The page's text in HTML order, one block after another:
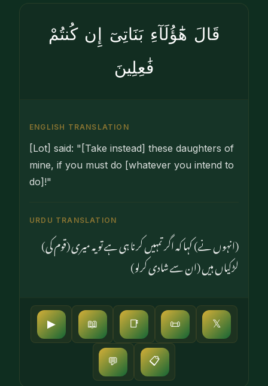
قَالَ هَٰٓؤُلَآءِ بَنَاتِىٓ إِن كُنتُمْ
فَٰعِلِينَ
ENGLISH TRANSLATION
[Lot] said: "[Take instead] these daughters of
mine, if you must do [whatever you intend to
do]!"
URDU TRANSLATION
(انہوں نے) کہا کہ اگر تمہیں کرنا ہی ہے تو یہ میری (قوم کی)
لڑکیاں ہیں (ان سے شادی کرلو)
▶ 📖 📑 📜 𝕏
💬 📋